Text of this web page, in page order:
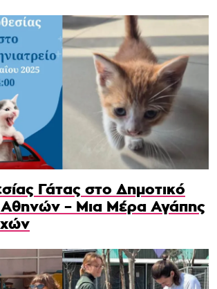
Γάτας στο Δημοτικό
Αθηνών – Μια Μέρα Αγάπης